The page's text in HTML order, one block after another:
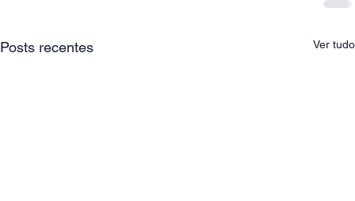
Posts recentes Ver tudo